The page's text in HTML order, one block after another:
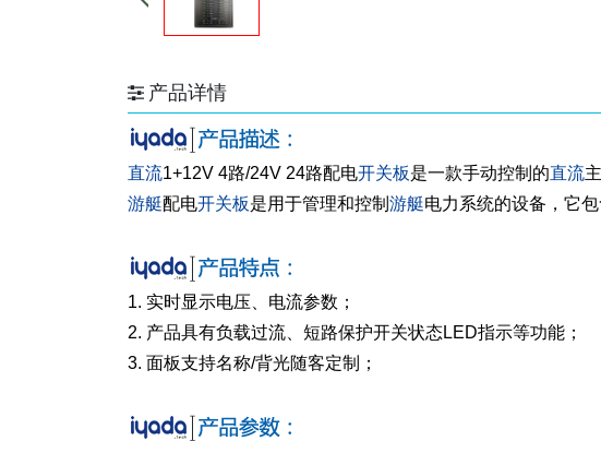
产品详情
直流1+12V 4路/24V 24路配电开关板是一款手动控制的直流主
游艇配电开关板是用于管理和控制 游艇电力系统的设备，它
1. 实时显示电压、电流参数；
2. 产品具有负载过流、短路保护开关状态LED指示等功能；
3. 面板支持名称/背光随客定制；